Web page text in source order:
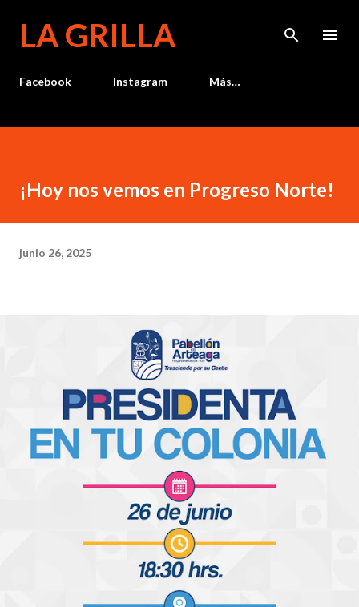
LA GRILLA
Facebook Instagram Más…
¡Hoy nos vemos en Progreso Norte!
junio 26, 2025